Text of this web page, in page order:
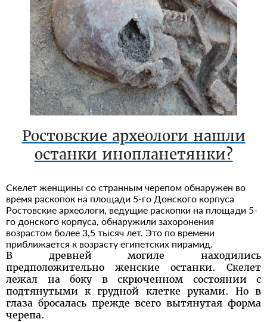
Ростовские археологи нашли
останки инопланетянки?
Скелет женщины со странным черепом обнаружен во
время раскопок на площади 5-го Донского корпуса
Ростовские археологи, ведущие раскопки на площади 5-
го донского корпуса, обнаружили захоронения
возрастом более 3,5 тысяч лет. Это по времени
приближается к возрасту египетских пирамид.
В древней могиле находились
предположительно женские останки. Скелет
лежал на боку в скрюченном состоянии с
подтянутыми к грудной клетке руками. Но в
глаза бросалась прежде всего вытянутая форма
черепа.